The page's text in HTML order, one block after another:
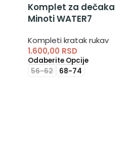
Komplet za dečaka
Minoti WATER7
Kompleti kratak rukav
1.600,00 RSD
Odaberite Opcije
56-62 68-74